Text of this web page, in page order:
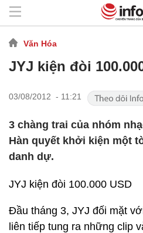
Văn Hóa
JYJ kiện đòi
03/08/2012 - 11:21
3 chàng trai của nhóm
Hàn quyết khởi kiện một
danh dự.
JYJ kiện đòi 100.000 USD
Đầu tháng 3, JYJ đối mặt
liên tiếp tung ra những clip